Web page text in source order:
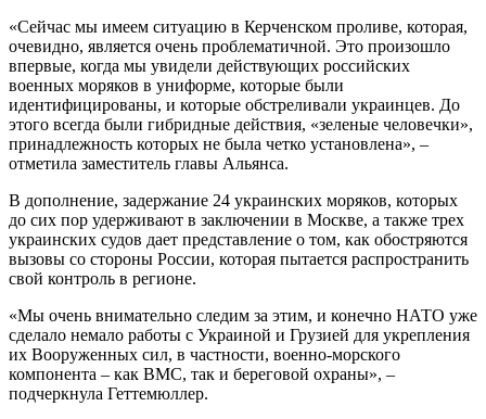
«Сейчас мы имеем ситуацию в Керченском проливе, которая,
очевидно, является очень проблематичной. Это произошло
впервые, когда мы увидели действующих российских
военных моряков в униформе, которые были
идентифицированы, и которые обстреливали украинцев. До
этого всегда были гибридные действия, «зеленые человечки»,
принадлежность которых не была четко установлена», –
отметила заместитель главы Альянса.
В дополнение, задержание 24 украинских моряков, которых
до сих пор удерживают в заключении в Москве, а также трех
украинских судов дает представление о том, как обостряются
вызовы со стороны России, которая пытается распространить
свой контроль в регионе.
«Мы очень внимательно следим за этим, и конечно НАТО уже
сделало немало работы с Украиной и Грузией для укрепления
их Вооруженных сил, в частности, военно-морского
компонента – как ВМС, так и береговой охраны», –
подчеркнула Геттемюллер.